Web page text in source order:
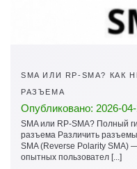
SMA ИЛИ RP-SMA?
РАЗЪЕМА
Опубликовано: 2026-04-
SMA или RP-SMA? Полный
разъема Различить
SMA (Reverse Polarity SMA)
опытных пользовател [...]